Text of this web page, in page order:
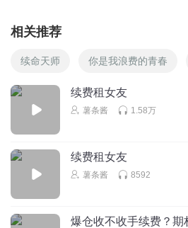
相关推荐
续命天师 你是我浪费的青春
续费租女友
薯条酱 1.58万
续费租女友
薯条酱 8592
爆仓收不收手续费？期